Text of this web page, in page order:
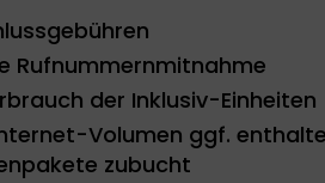
Rufnummernmitnahme
der Inklusiv-Einheiten
Volumen ggf.
zubucht